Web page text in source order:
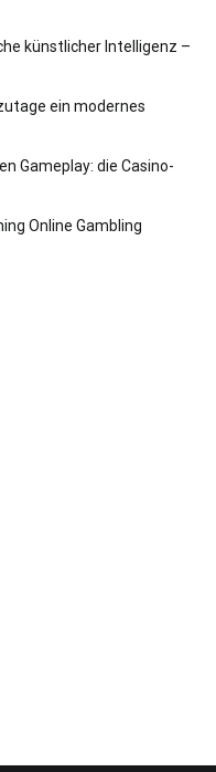
künstlicher Intelligenz –
ein modernes
Gameplay: die Casino-
Online Gambling